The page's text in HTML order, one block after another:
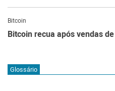
Bitcoin
Bitcoin recua após vendas
Glossário